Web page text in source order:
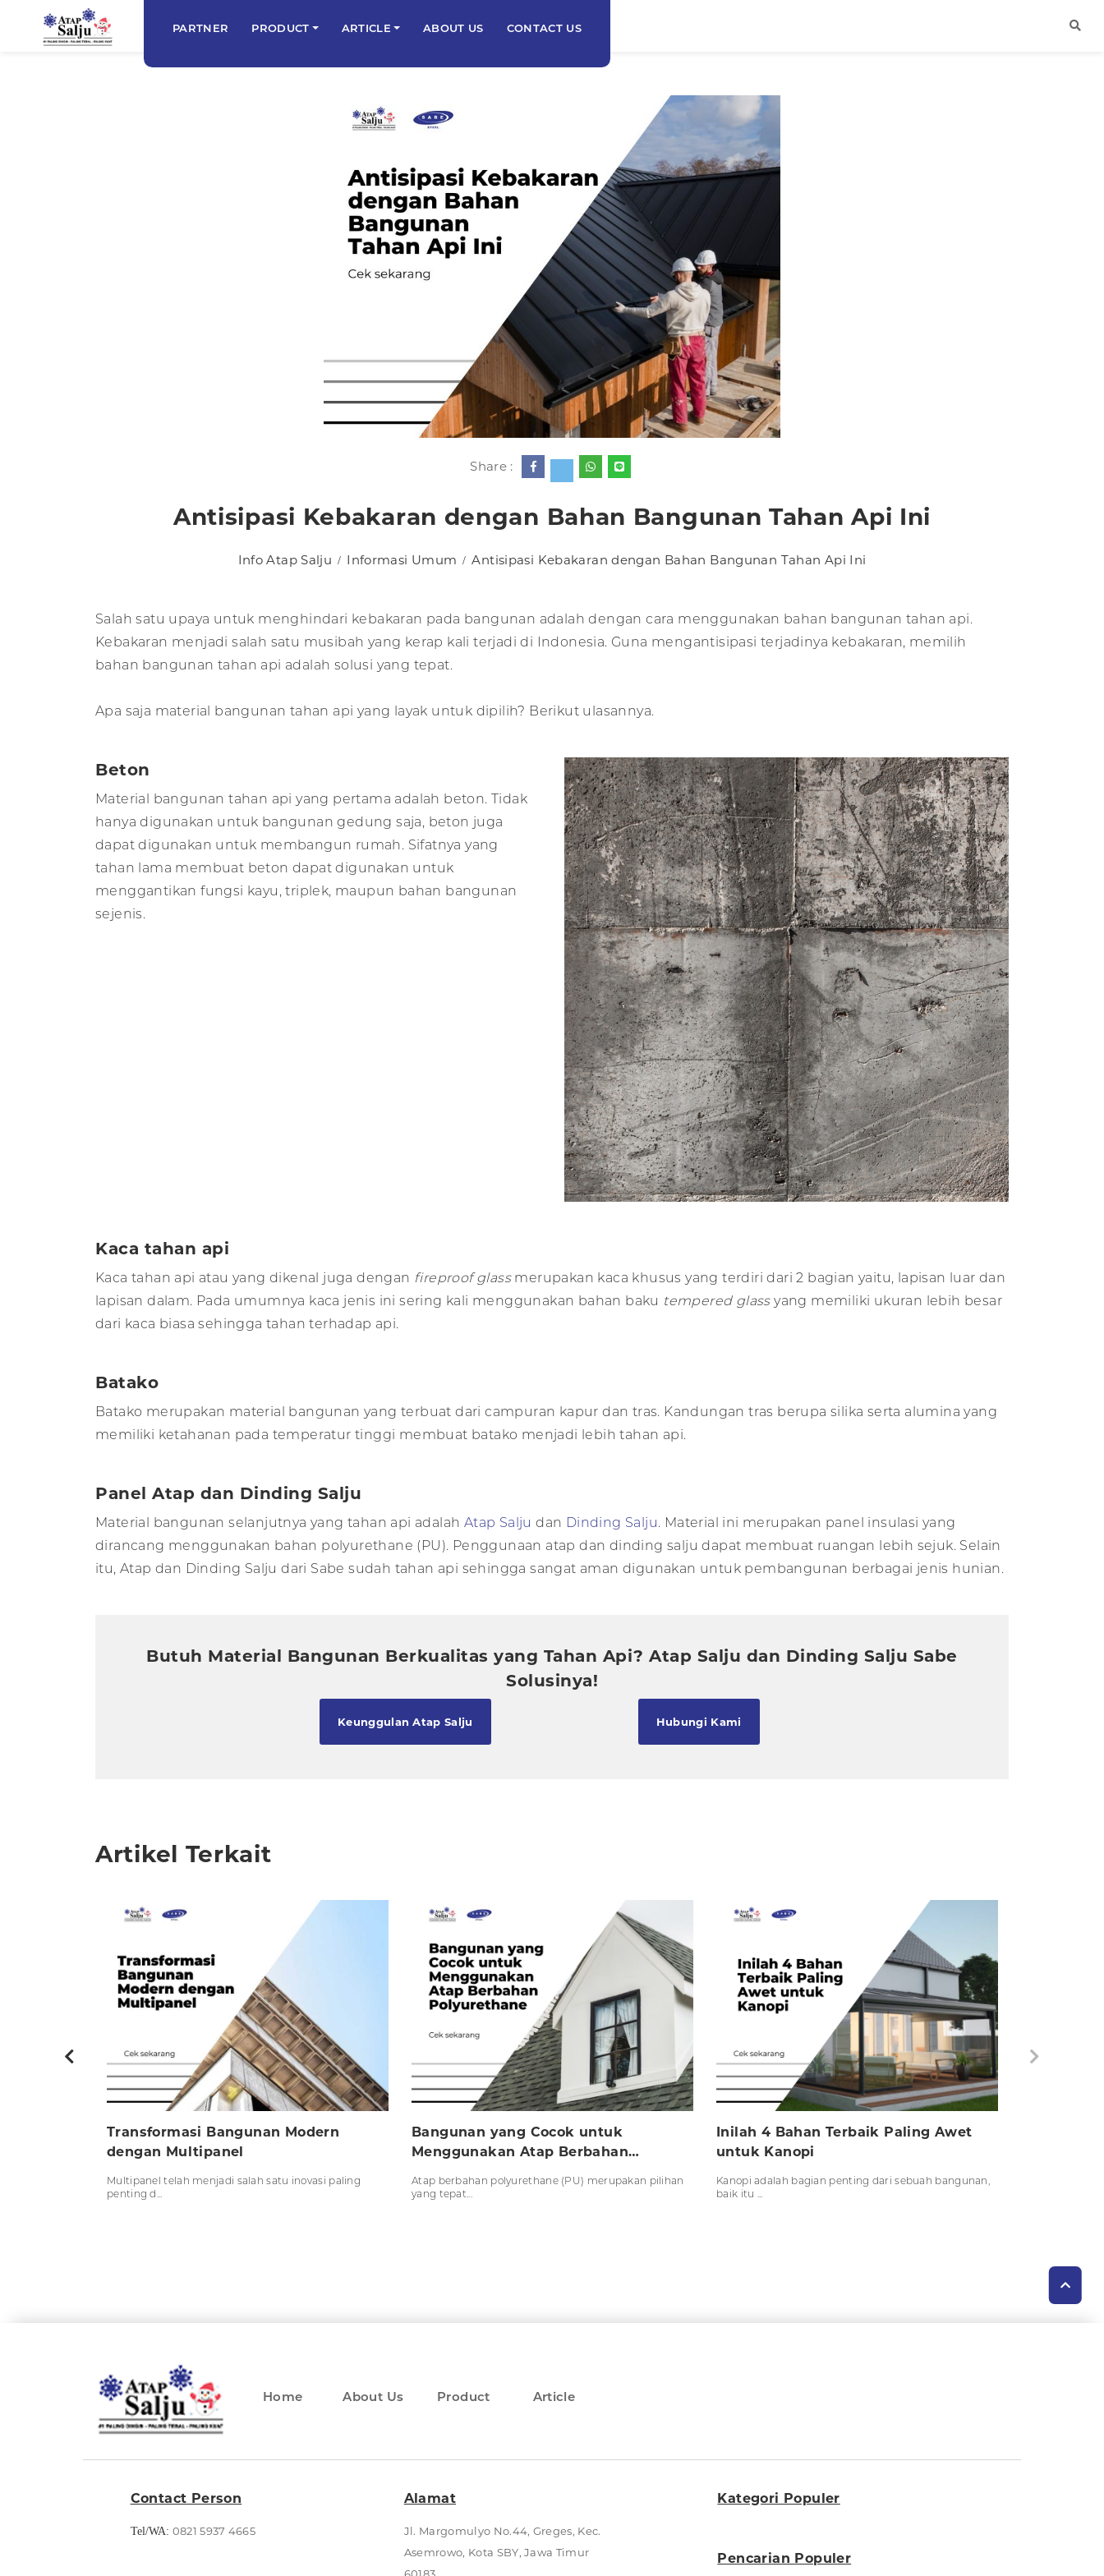
PARTNER PRODUCT ARTICLE ABOUT US CONTACT US
Share :
Antisipasi Kebakaran dengan Bahan Bangunan Tahan Api Ini
Info Atap Salju Informasi Umum Antisipasi Kebakaran dengan Bahan Bangunan Tahan Api Ini
Salah satu upaya untuk menghindari kebakaran pada bangunan adalah dengan cara menggunakan bahan bangunan tahan api.
Kebakaran menjadi salah satu musibah yang kerap kali terjadi di Indonesia. Guna mengantisipasi terjadinya kebakaran, memilih
bahan bangunan tahan api adalah solusi yang tepat.
Apa saja material bangunan tahan api yang layak untuk dipilih? Berikut ulasannya.
Beton
Material bangunan tahan api yang pertama adalah beton. Tidak
hanya digunakan untuk bangunan gedung saja, beton juga
dapat digunakan untuk membangun rumah. Sifatnya yang
tahan lama membuat beton dapat digunakan untuk
menggantikan fungsi kayu, triplek, maupun bahan bangunan
sejenis.
Kaca tahan api
Kaca tahan api atau yang dikenal juga dengan fireproof glassmerupakan kaca khusus yang terdiri dari 2 bagian yaitu, lapisan luar dan
lapisan dalam. Pada umumnya kaca jenis ini sering kali menggunakan bahan baku tempered glassyang memiliki ukuran lebih besar
dari kaca biasa sehingga tahan terhadap api.
Batako
Batako merupakan material bangunan yang terbuat dari campuran kapur dan tras. Kandungan tras berupa silika serta alumina yang
memiliki ketahanan pada temperatur tinggi membuat batako menjadi lebih tahan api.
Panel Atap dan Dinding Salju
Material bangunan selanjutnya yang tahan api adalah Atap Salju dan Dinding Salju. Material ini merupakan panel insulasi yang
dirancang menggunakan bahan polyurethane (PU). Penggunaan atap dan dinding salju dapat membuat ruangan lebih sejuk. Selain
itu, Atap dan Dinding Salju dari Sabe sudah tahan api sehingga sangat aman digunakan untuk pembangunan berbagai jenis hunian.
Butuh Material Bangunan Berkualitas yang Tahan Api? Atap Salju dan Dinding Salju Sabe
Solusinya!
Keunggulan Atap Salju Hubungi Kami
Artikel Terkait
Transformasi Bangunan Modern
dengan Multipanel
Multipanel telah menjadi salah satu inovasi paling
penting d...
Bangunan yang Cocok untuk
Menggunakan Atap Berbahan
Atap berbahan polyurethane (PU) merupakan pilihan
yang tepat...
Inilah 4 Bahan Terbaik Paling Awet
untuk Kanopi
Kanopi adalah bagian penting dari sebuah bangunan,
baik itu ...
Home About Us Product Article
Contact Person
Tel/WA: 0821 5937 4665
Alamat
Jl. Margomulyo No.44, Greges, Kec.
Asemrowo, Kota SBY, Jawa Timur
60183
Kategori Populer
Pencarian Populer